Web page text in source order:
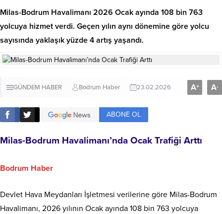
Milas-Bodrum Havalimanı 2026 Ocak ayında 108 bin 763
yolcuya hizmet verdi. Geçen yılın aynı dönemine göre yolcu
sayısında yaklaşık yüzde 4 artış yaşandı.
GÜNDEM HABER Bodrum Haber 23.02.2026 A+ A-
ABONE OL
Milas-Bodrum Havalimanı’nda Ocak Trafiği Arttı
Bodrum Haber
Devlet Hava Meydanları İşletmesi verilerine göre Milas-Bodrum
Havalimanı, 2026 yılının Ocak ayında 108 bin 763 yolcuya